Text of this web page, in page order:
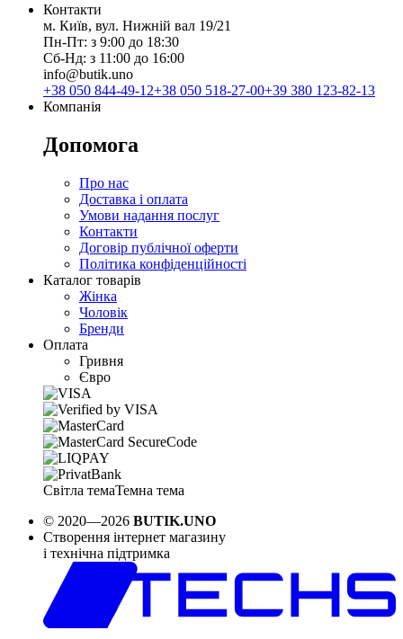
Контакти
м. Київ, вул. Нижній вал 19/21
Пн-Пт: з 9:00 до 18:30
Сб-Нд: з 11:00 до 16:00
info@butik.uno
+38 050 844-49-12+38 050 518-27-00+39 380 123-82-13
Компанія
Допомога
Про нас
Доставка і оплата
Умови надання послуг
Контакти
Договір публічної оферти
Політика конфіденційності
Каталог товарів
Жінка
Чоловік
Бренди
Оплата
Гривня
Євро
Світла темаТемна тема
© 2020—2026 BUTIK.UNO
Створення інтернет магазину
і технічна підтримка